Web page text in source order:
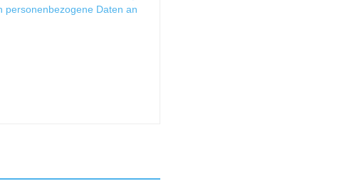
personenbezogene Daten an